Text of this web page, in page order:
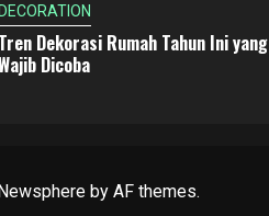
DECORATION
Tren Dekorasi Rumah Tahun Ini yang
Dicoba
by AF themes.